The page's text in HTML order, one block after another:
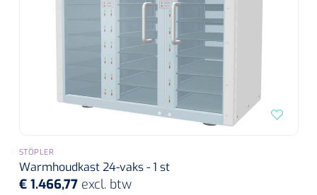
STÖPLER
Warmhoudkast 24-vaks - 1 st
€ 1.466,77 excl. btw